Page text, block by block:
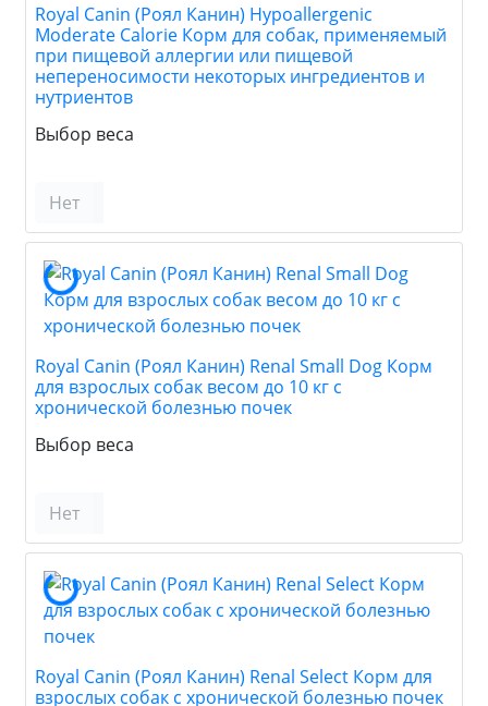
Royal Canin (Роял Канин) Hypoallergenic
Moderate Calorie Корм для собак, применяемый
при пищевой аллергии или пищевой
непереносимости некоторых ингредиентов и
нутриентов
Выбор веса
Нет
Royal Canin (Роял Канин) Renal Small Dog Корм
для взрослых собак весом до 10 кг с
хронической болезнью почек
Выбор веса
Нет
Royal Canin (Роял Канин) Renal Select Корм для
взрослых собак с хронической болезнью почек